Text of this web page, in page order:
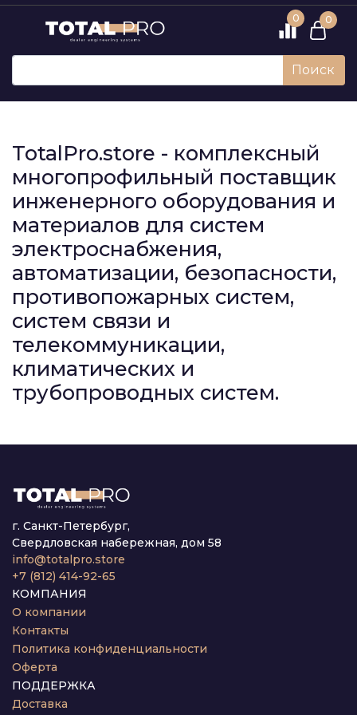
0 0
Поиск
TotalPro.store - комплексный
многопрофильный поставщик
инженерного оборудования и
материалов для систем
электроснабжения,
автоматизации, безопасности,
противопожарных систем,
систем связи и
телекоммуникации,
климатических и
трубопроводных систем.
г. Санкт-Петербург,
Свердловская набережная, дом 58
info@totalpro.store
+7 (812) 414-92-65
КОМПАНИЯ
О компании
Контакты
Политика конфиденциальности
Оферта
ПОДДЕРЖКА
Доставка